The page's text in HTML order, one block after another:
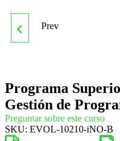
PROGRAMA SUPERIOR
DESARROLLO
Prev
Programa
Gestión de
Preguntar sobre este curso
SKU: EVOL-10210-iNO-B